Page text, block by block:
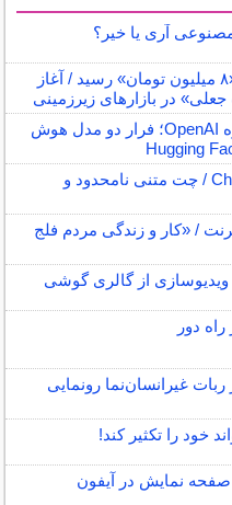
آری یا خیر؟
هزینه اینترنت پرو به «۸ میلیون تومان» رسید / آغاز
در بازارهای زیرزمینی
ادعای بی‌سابقه درباره OpenAI؛ فرار دو مدل هوش
تغییر بزرگ در ChatGPT / چت متنی نامحدود و
/ «کار و زندگی مردم فلج
ویدیوسازی از گالری گوشی
دور
غیرانسان‌نما رونمایی
خود را تکثیر کند!
نمایش در آیفون